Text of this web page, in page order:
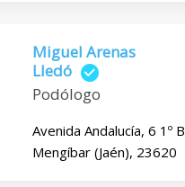
Miguel Arenas
Lledó
Podólogo
Avenida Andalucía, 6 1º B
Mengíbar (Jaén), 23620